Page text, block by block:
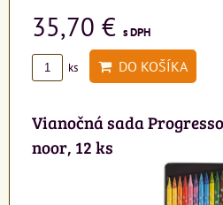
35,70 € s DPH
ks DO KOŠÍKA
Vianočná sada
noor, 12 ks